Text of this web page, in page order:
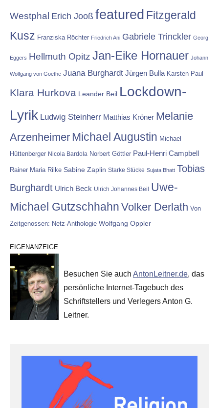
Westphal Erich Jooß featured Fitzgerald
Kusz Franziska Röchter Friedrich Ani Gabriele Trinckler Georg
Eggers Hellmuth Opitz Jan-Eike Hornauer Johann
Wolfgang von Goethe Juana Burghardt Jürgen Bulla Karsten Paul
Klara Hurkova Leander Beil Lockdown-
Lyrik Ludwig Steinherr Matthias Kröner Melanie
Arzenheimer Michael Augustin Michael
Hüttenberger Nicola Bardola Norbert Göttler Paul-Henri Campbell
Rainer Maria Rilke Sabine Zaplin Starke Stücke Sujata Bhatt Tobias
Burghardt Ulrich Beck Ulrich Johannes Beil
Uwe-
Michael Gutzschhahn Volker Derlath Von
Zeitgenossen: Netz-Anthologie Wolfgang Oppler
EIGENANZEIGE
Besuchen Sie auch AntonLeitner.de, das
persönliche Internet-Tagebuch des
Schriftstellers und Verlegers Anton G.
Leitner.